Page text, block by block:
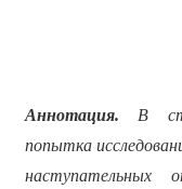
Аннотация.
В
попытка